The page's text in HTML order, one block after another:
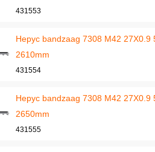
431553
Hepyc bandzaag 7308 M42 27X0.9
2610mm
431554
Hepyc bandzaag 7308 M42 27X0.9
2650mm
431555